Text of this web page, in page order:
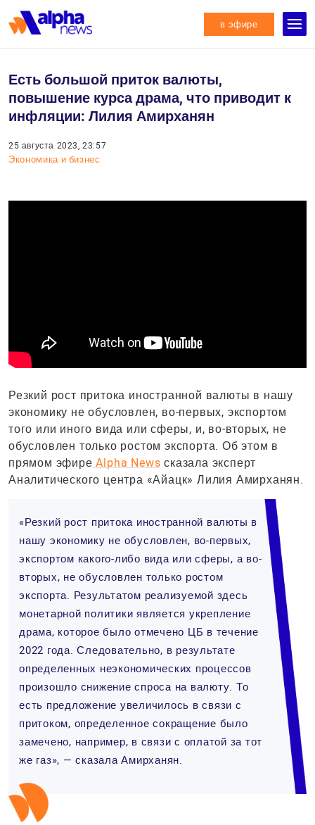
в эфире
Есть большой приток валюты,
повышение курса драма, что приводит к
инфляции: Лилия Амирханян
25 августа 2023, 23:57
Экономика и бизнес
Резкий рост притока иностранной валюты в нашу
экономику не обусловлен, во-первых, экспортом
того или иного вида или сферы, и, во-вторых, не
обусловлен только ростом экспорта. Об этом в
прямом эфире Alpha News сказала эксперт
Аналитического центра «Айацк» Лилия Амирханян.
«Резкий рост притока иностранной валюты в
нашу экономику не обусловлен, во-первых,
экспортом какого-либо вида или сферы, а во-
вторых, не обусловлен только ростом
экспорта. Результатом реализуемой здесь
монетарной политики является укрепление
драма, которое было отмечено ЦБ в течение
2022 года. Следовательно, в результате
определенных неэкономических процессов
произошло снижение спроса на валюту. То
есть предложение увеличилось в связи с
притоком, определенное сокращение было
замечено, например, в связи с оплатой за тот
же газ», — сказала Амирханян.